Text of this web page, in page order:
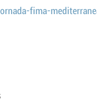
fima-